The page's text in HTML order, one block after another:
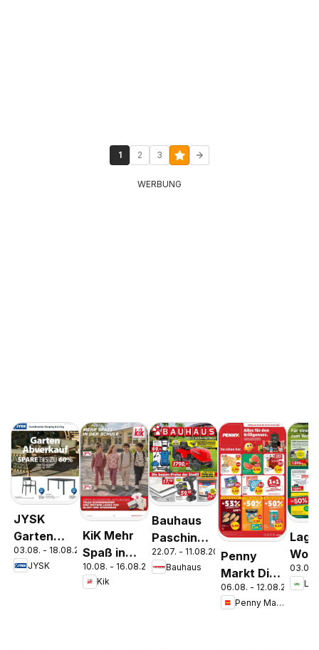
1 2 3
WERBUNG
JYSK
Garten
Abverkauf
Spare Bis
03.08. - 18.08.2026
JYSK
KiK Mehr
Spaß in
der Schule
10.08. - 16.08.2026
Kik
Bauhaus
Pasching,
Wels,
Steyr
22.07. - 11.08.2026
Bauhaus
Penny
Markt Die
ganze
Woche
06.08. - 12.08.2026
Penny Markt
03.08.